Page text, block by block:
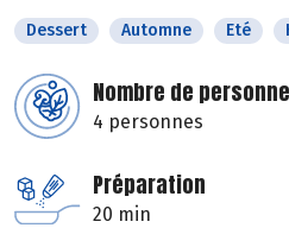
Dessert Automne Eté
Nombre de
4 personnes
Préparation
20 min